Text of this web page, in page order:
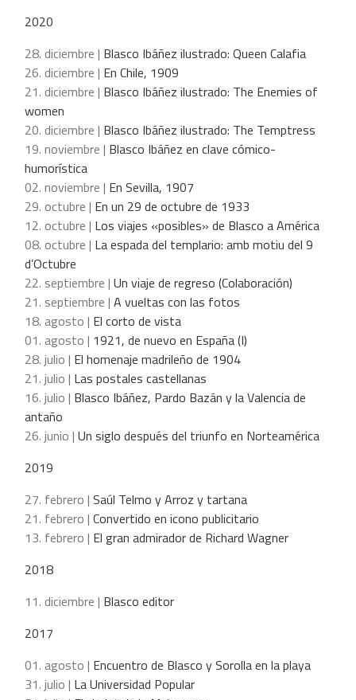
2020
28. diciembre | Blasco Ibáñez ilustrado: Queen Calafia
26. diciembre | En Chile, 1909
21. diciembre | Blasco Ibáñez ilustrado: The Enemies of
women
20. diciembre | Blasco Ibáñez ilustrado: The Temptress
19. noviembre | Blasco Ibáñez en clave cómico-
humorística
02. noviembre | En Sevilla, 1907
29. octubre | En un 29 de octubre de 1933
12. octubre | Los viajes «posibles» de Blasco a América
08. octubre | La espada del templario: amb motiu del 9
d’Octubre
22. septiembre | Un viaje de regreso (Colaboración)
21. septiembre | A vueltas con las fotos
18. agosto | El corto de vista
01. agosto | 1921, de nuevo en España (I)
28. julio | El homenaje madrileño de 1904
21. julio | Las postales castellanas
16. julio | Blasco Ibáñez, Pardo Bazán y la Valencia de
antaño
26. junio | Un siglo después del triunfo en Norteamérica
2019
27. febrero | Saúl Telmo y Arroz y tartana
21. febrero | Convertido en icono publicitario
13. febrero | El gran admirador de Richard Wagner
2018
11. diciembre | Blasco editor
2017
01. agosto | Encuentro de Blasco y Sorolla en la playa
31. julio | La Universidad Popular